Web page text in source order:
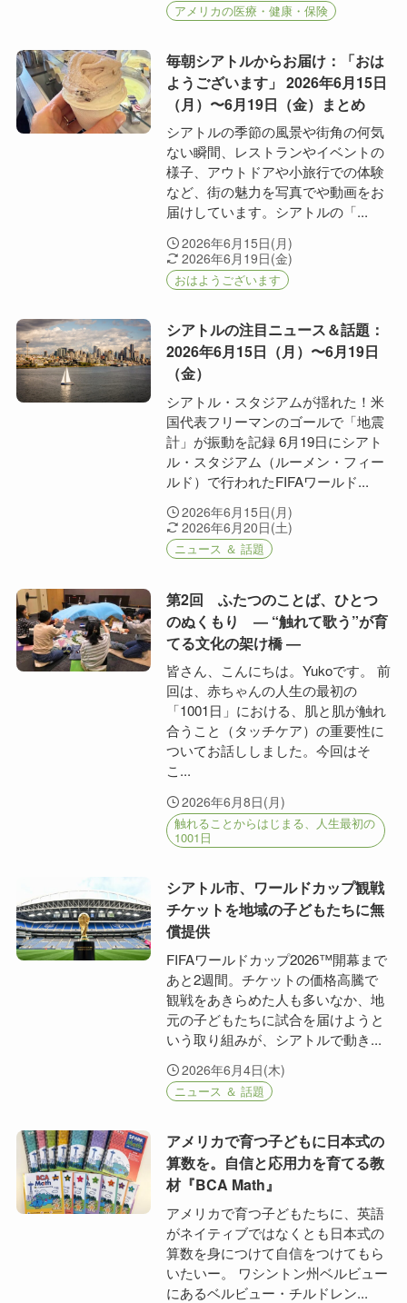
アメリカの医療・健康・保険
毎朝シアトルからお届け：「おは
ようございます」 2026年6月15日
（月）〜6月19日（金）まとめ
シアトルの季節の風景や街角の何気
ない瞬間、レストランやイベントの
様子、アウトドアや小旅行での体験
など、街の魅力を写真でや動画をお
届けしています。シアトルの「...
2026年6月15日(月)
2026年6月19日(金)
おはようございます
シアトルの注目ニュース＆話題：
2026年6月15日（月）〜6月19日
（金）
シアトル・スタジアムが揺れた！米
国代表フリーマンのゴールで「地震
計」が振動を記録 6月19日にシアト
ル・スタジアム（ルーメン・フィー
ルド）で行われたFIFAワールド...
2026年6月15日(月)
2026年6月20日(土)
ニュース ＆ 話題
第2回 ふたつのことば、ひとつ
のぬくもり ― “触れて歌う”が育
てる文化の架け橋 ―
皆さん、こんにちは。Yukoです。 前
回は、赤ちゃんの人生の最初の
「1001日」における、肌と肌が触れ
合うこと（タッチケア）の重要性に
ついてお話ししました。今回はそ
こ...
2026年6月8日(月)
触れることからはじまる、人生最初の
1001日
シアトル市、ワールドカップ観戦
チケットを地域の子どもたちに無
償提供
FIFAワールドカップ2026™開幕まで
あと2週間。チケットの価格高騰で
観戦をあきらめた人も多いなか、地
元の子どもたちに試合を届けようと
いう取り組みが、シアトルで動き...
2026年6月4日(木)
ニュース ＆ 話題
アメリカで育つ子どもに日本式の
算数を。自信と応用力を育てる教
材『BCA Math』
アメリカで育つ子どもたちに、英語
がネイティブではなくとも日本式の
算数を身につけて自信をつけてもら
いたいー。 ワシントン州ベルビュー
にあるベルビュー・チルドレン...